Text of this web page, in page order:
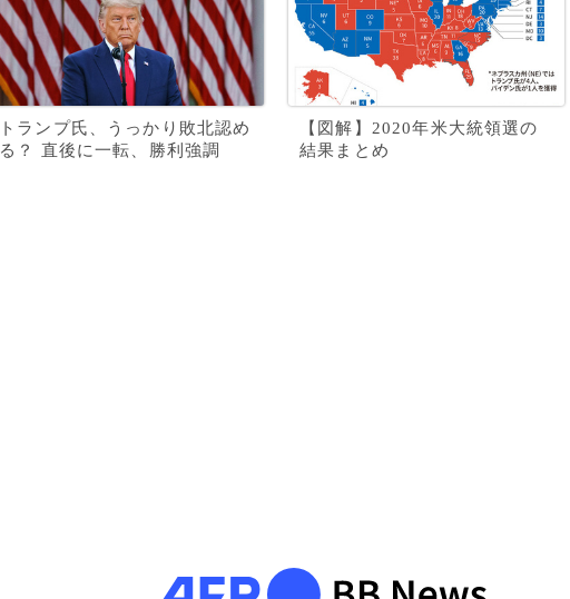
トランプ氏、うっかり敗北認め
る？ 直後に一転、勝利強調
【図解】2020年米大統領選の
結果まとめ